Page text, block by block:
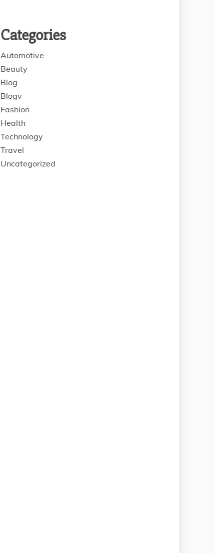
Categories
Automotive
Beauty
Blog
Blogv
Fashion
Health
Technology
Travel
Uncategorized